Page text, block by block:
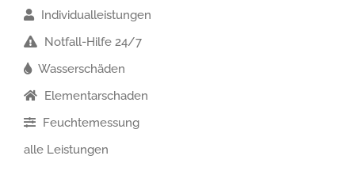
Individualleistungen
Notfall-Hilfe 24/7
Wasserschäden
Elementarschaden
Feuchtemessung
alle Leistungen